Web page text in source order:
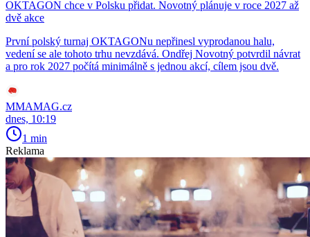
OKTAGON chce v Polsku přidat. Novotný plánuje v roce 2027 až
dvě akce
První polský turnaj OKTAGONu nepřinesl vyprodanou halu,
vedení se ale tohoto trhu nevzdává. Ondřej Novotný potvrdil návrat
a pro rok 2027 počítá minimálně s jednou akcí, cílem jsou dvě.
MMAMAG.cz
dnes, 10:19
1 min
Reklama